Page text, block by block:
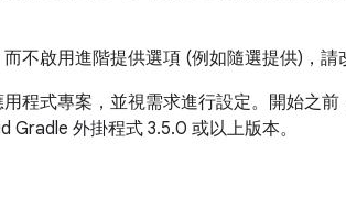
不啟用進階提供選項 (例如隨選提供)，請
程式專案，並視需求進行設定。開始之
Gradle 外掛程式 3.5.0 或以上版本。